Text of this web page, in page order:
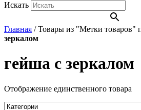
Искать
Главная /Товары из "Метки товаров"
зеркалом
гейша с зеркалом
Отображение единственного товара